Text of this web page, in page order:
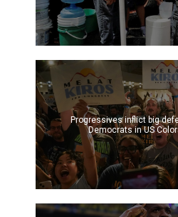
Progressives inflict big
Democrats in US